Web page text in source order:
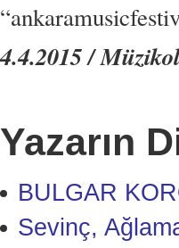
4.4.2015 /
Yazarın
BULGAR
Sevinç,